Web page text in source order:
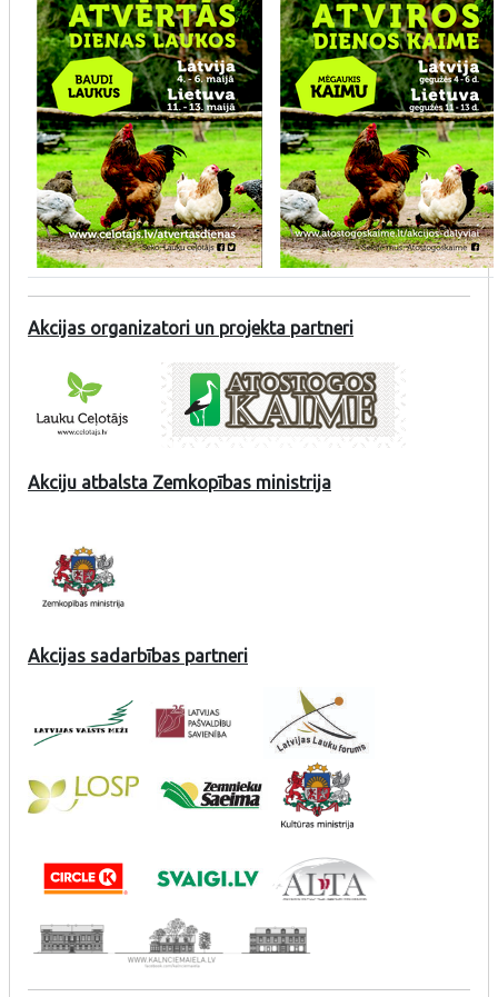
Akcijas organizatori un projekta partneri
Akciju atbalsta Zemkopības ministrija
Akcijas sadarbības partneri